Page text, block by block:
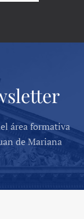
área formativa
de Mariana